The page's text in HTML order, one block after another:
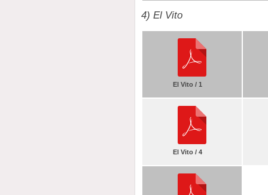
4) El Vito
El Vito / 1
El Vito / 4